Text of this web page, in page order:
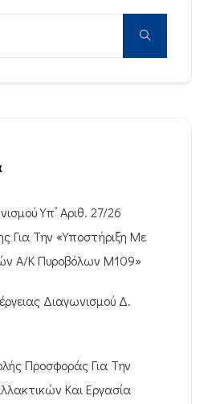
Υπ’ Αριθ. 27/26
Για Την «Υποστήριξη Με
Α/Κ Πυροβόλων M109»
Διαγωνισμού Δ.
Προσφοράς Για Την
Και Εργασία